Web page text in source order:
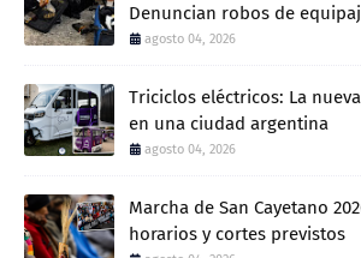
Denuncian robos de
agosto 04, 2026
Triciclos eléctricos: La
en una ciudad argentina
agosto 04, 2026
Marcha de San Cayetano
horarios y cortes previstos